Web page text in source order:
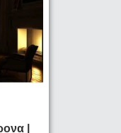
|